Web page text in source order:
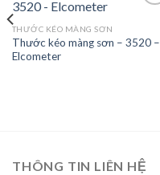
Add to
THƯỚC KÉO MÀNG SƠN
Thước kéo màng sơn – 3520 –
Elcometer
THÔNG TIN LIÊN HỆ